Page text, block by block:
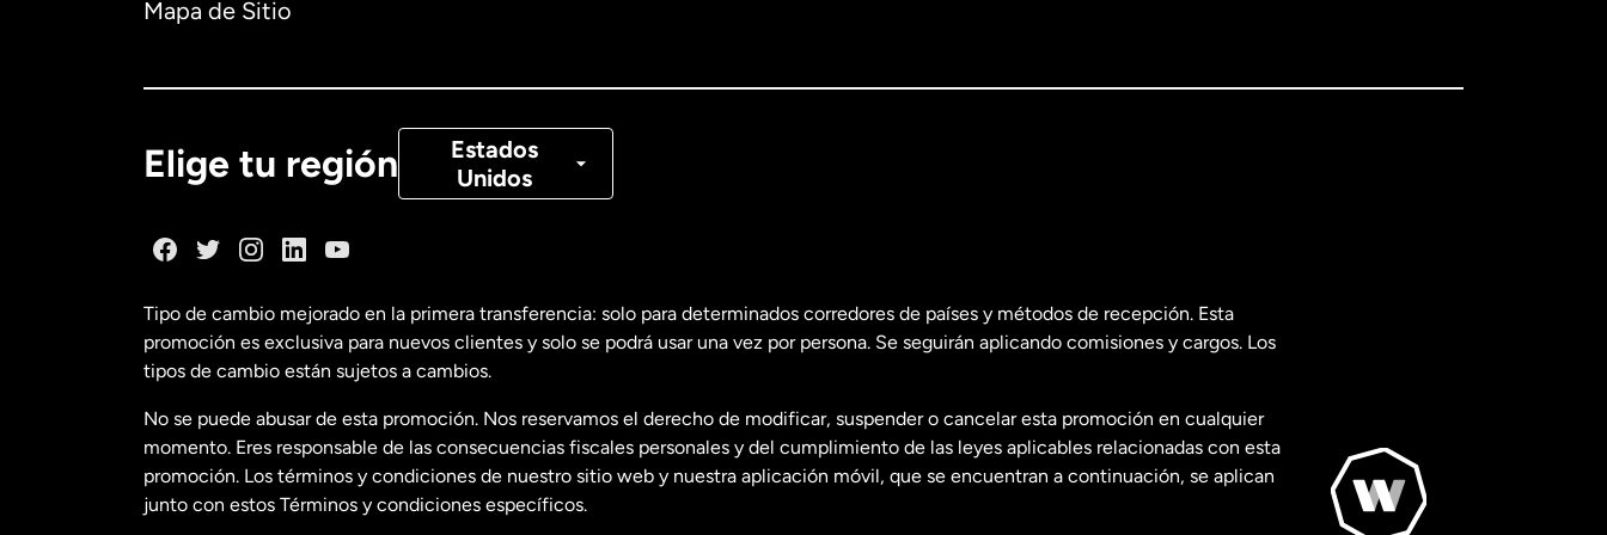
Mapa de Sitio
Elige tu región
Estados
Unidos
Canadá Français
Estados Unidos English
Estados Unidos Español
Francia
Tipo de cambio mejorado en la primera transferencia: solo para determinados corredores de países y métodos de recepción. Esta
promoción es exclusiva para nuevos clientes y solo se podrá usar una vez por persona. Se seguirán aplicando comisiones y cargos. Los
tipos de cambio están sujetos a cambios.
No se puede abusar de esta promoción. Nos reservamos el derecho de modificar, suspender o cancelar esta promoción en cualquier
momento. Eres responsable de las consecuencias fiscales personales y del cumplimiento de las leyes aplicables relacionadas con esta
promoción. Los términos y condiciones de nuestro sitio web y nuestra aplicación móvil, que se encuentran a continuación, se aplican
junto con estos Términos y condiciones específicos.